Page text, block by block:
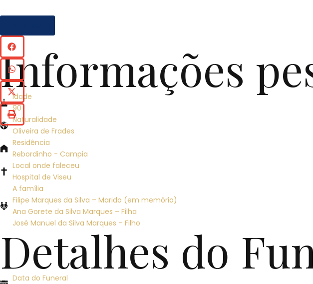
Informações
Idade
90
Naturalidade
Oliveira de Frades
Residência
Rebordinho - Campia
Local onde faleceu
Hospital de Viseu
A família
Filipe Marques da Silva – Marido (em memória)
Ana Gorete da Silva Marques – Filha
José Manuel da Silva Marques – Filho
Detalhes do
Data do Funeral